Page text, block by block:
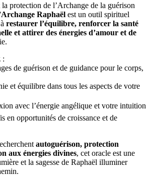
protection de l’Archange de la guérison
Raphaël est un outil spirituel
restaurer l’équilibre, renforcer la santé
et attirer des énergies d’amour et de
:
de guérison et de guidance pour le corps,
et équilibre dans tous les aspects de votre
avec l’énergie angélique et votre intuition
en opportunités de croissance et de
autoguérison, protection
aux énergies divines, cet oracle est une
et la sagesse de Raphaël illuminer